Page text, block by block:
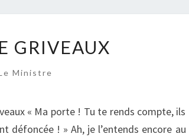
GRIVEAUX
Ministre
« Ma porte ! Tu te rends compte, ils
défoncée ! » Ah, je l’entends encore au